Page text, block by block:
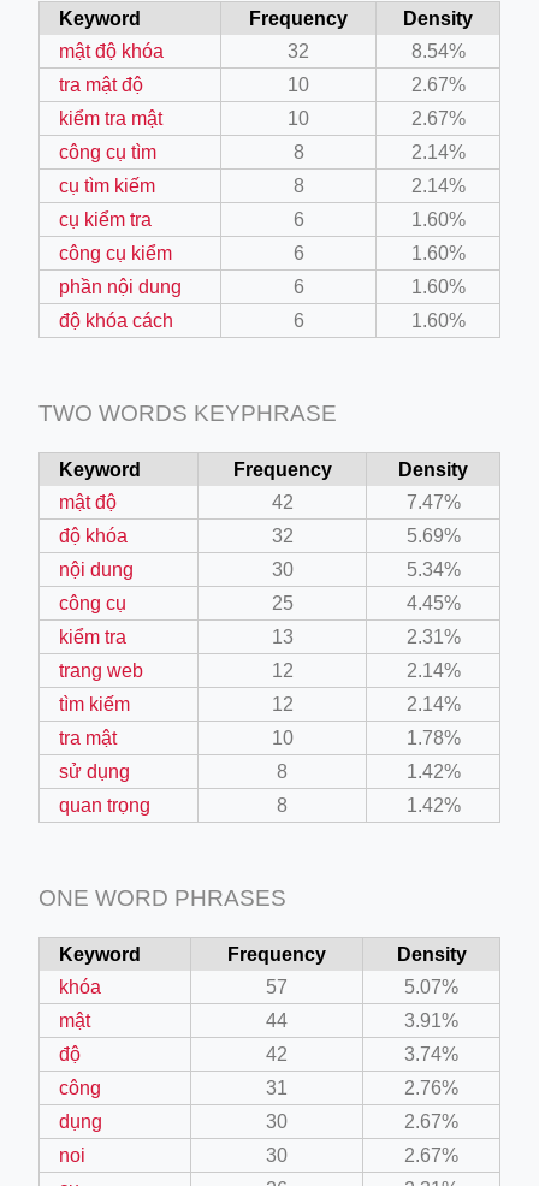
crew-neck-navy-blue/
feed-calculator
Keyword Frequency
Density
mật độ khóa
32
8.54%
tra mật độ
10
2.67%
kiểm tra mật
10
2.67%
công cụ tìm
8
2.14%
cụ tìm kiếm
8
2.14%
cụ kiểm tra
6
1.60%
công cụ kiểm
6
1.60%
phần nội dung
6
1.60%
độ khóa cách
6 1.60%
TWO WORDS KEYPHRASE
Keyword Frequency
Density
mật độ
42
7.47%
độ khóa
32
5.69%
nội dung
30
5.34%
công cụ
25
4.45%
kiểm tra
13
2.31%
trang web
12
2.14%
tìm kiếm
12
2.14%
tra mật
10
1.78%
sử dụng
8
1.42%
quan trọng
8 1.42%
ONE WORD PHRASES
Keyword Frequency
Density
khóa
57
5.07%
mật
44
3.91%
độ
42
3.74%
công
31
2.76%
dụng
30
2.67%
noi
30
2.67%